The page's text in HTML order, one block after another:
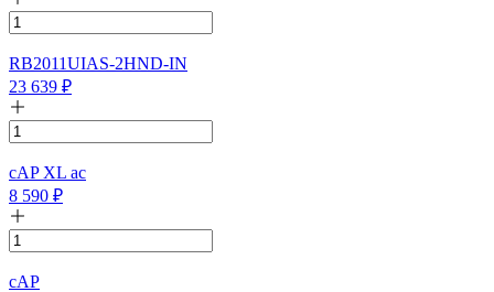
RB2011UIAS-2HND-IN
23 639 ₽
cAP XL ac
8 590 ₽
cAP